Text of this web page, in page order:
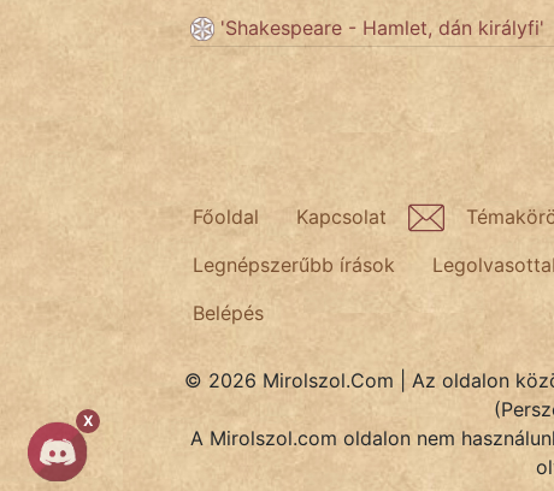
X
Népszerű szerzőink:
fantom
Láron Ádám
vörös ördög
nagyöreg
'Shakespeare - Hamlet, dán királyfi'
Főoldal Kapcsolat
Legnépszerűbb írások
Belépés
© 2026 Mirolszol.Com | Az oldalon
A Mirolszol.com oldalon nem